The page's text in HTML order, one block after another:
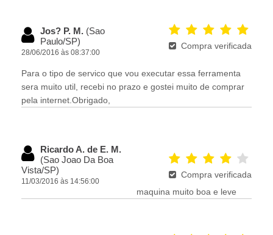
Jos? P. M. (Sao
Paulo/SP)
28/06/2016 às 08:37:00
Compra verificada
Para o tipo de servico que vou executar essa ferramenta
sera muito util, recebi no prazo e gostei muito de comprar
pela internet.Obrigado,
Ricardo A. de E. M.
(Sao Joao Da Boa
Vista/SP)
11/03/2016 às 14:56:00
Compra verificada
maquina muito boa e leve